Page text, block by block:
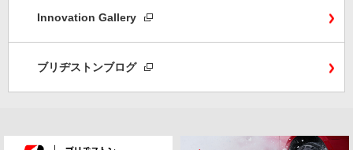
Innovation Gallery
ブリヂストンブログ